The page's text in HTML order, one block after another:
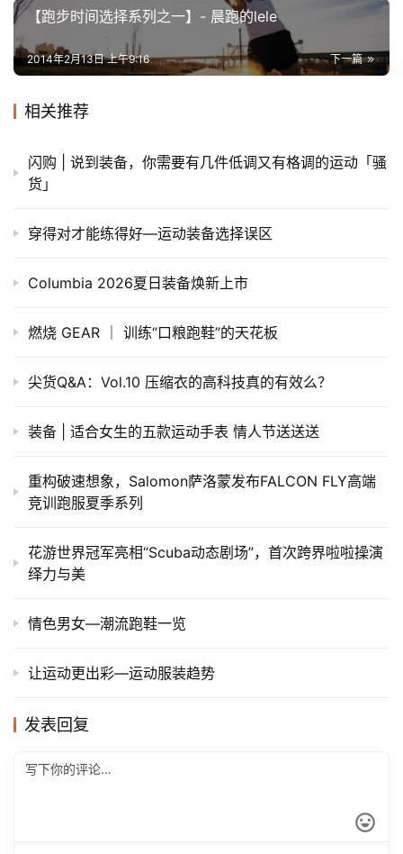
【跑步时间选择系列之一】- 晨跑的lele
下一篇
2014年2月13日 上午9:16
相关推荐
闪购 | 说到装备，你需要有几件低调又有格调的运动「骚
货」
穿得对才能练得好—运动装备选择误区
Columbia 2026夏日装备焕新上市
燃烧 GEAR ｜ 训练“口粮跑鞋”的天花板
尖货Q&A：Vol.10 压缩衣的高科技真的有效么？
装备 | 适合女生的五款运动手表 情人节送送送
重构破速想象，Salomon萨洛蒙发布FALCON FLY高端
竞训跑服夏季系列
花游世界冠军亮相“Scuba动态剧场”，首次跨界啦啦操演
绎力与美
情色男女—潮流跑鞋一览
让运动更出彩—运动服装趋势
发表回复